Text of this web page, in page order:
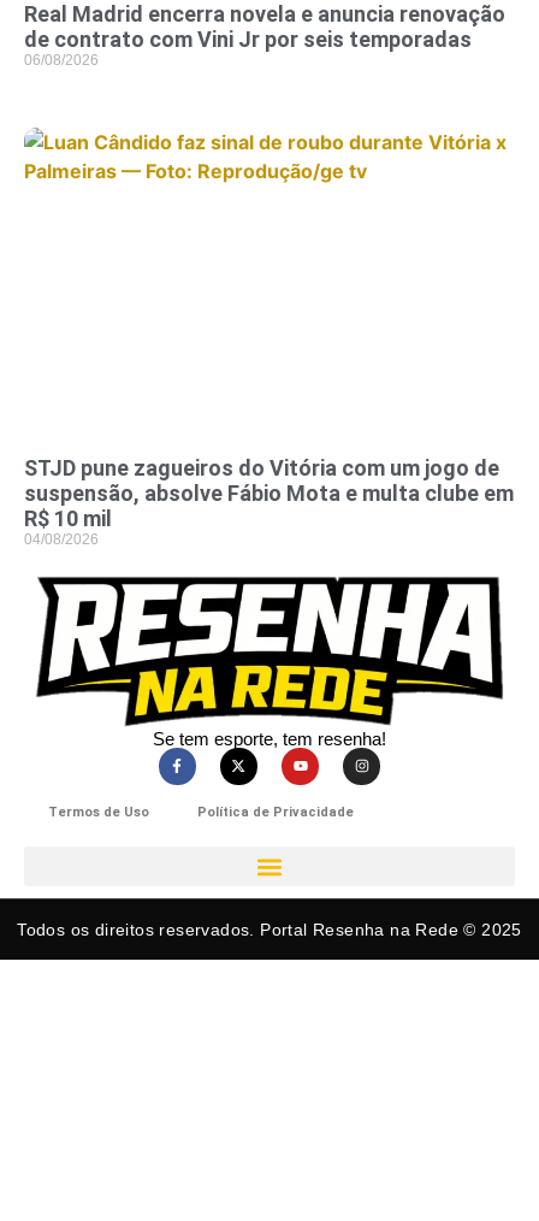
Real Madrid encerra novela e anuncia renovação
de contrato com Vini Jr por seis temporadas
06/08/2026
STJD pune zagueiros do Vitória com um jogo de
suspensão, absolve Fábio Mota e multa clube em
R$ 10 mil
04/08/2026
Se tem esporte, tem resenha!​
Termos de Uso Política de Privacidade
Todos os direitos reservados. Portal Resenha na Rede © 2025